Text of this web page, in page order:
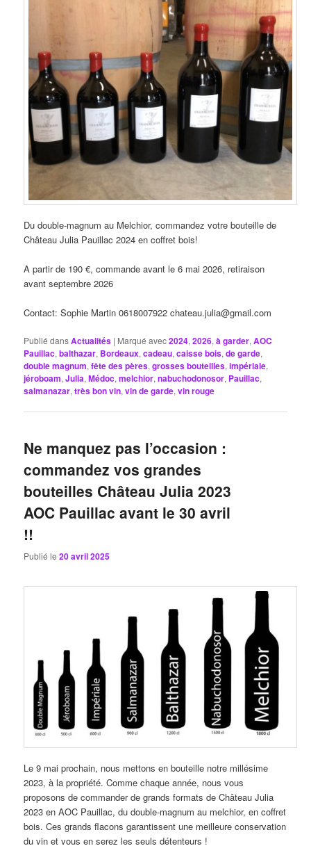
Du double-magnum au Melchior, commandez votre bouteille de
Château Julia Pauillac 2024 en coffret bois!
A partir de 190 €, commande avant le 6 mai 2026, retiraison
avant septembre 2026
Contact: Sophie Martin 0618007922 chateau.julia@gmail.com
Publié dansActualités | Marqué avec2024,2026,à garder,AOC
Pauillac,balthazar, Bordeaux,cadeau,caisse bois,de garde,
double magnum,fête des pères,grosses bouteilles,impériale,
jéroboam,Julia,Médoc,melchior,nabuchodonosor, Pauillac,
salmanazar,très bon vin,vin de garde,vin rouge
Ne manquez pas l’occasion :
commandez vos grandes
bouteilles Château Julia 2023
AOC Pauillac avant le 30 avril
!!
Publié le20 avril 2025
Le 9 mai prochain, nous mettons en bouteille notre millésime
2023, à la propriété. Comme chaque année, nous vous
proposons de commander de grands formats de Château Julia
2023 en AOC Pauillac, du double-magnum au melchior, en coffret
bois. Ces grands flacons garantissent une meilleure conservation
du vin et vous en serez les seuls détenteurs !